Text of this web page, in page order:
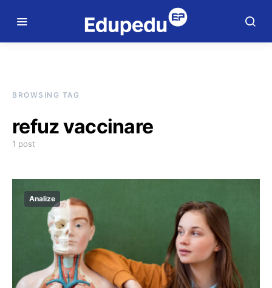
BROWSING TAG
refuz vaccinare
1 post
Analize